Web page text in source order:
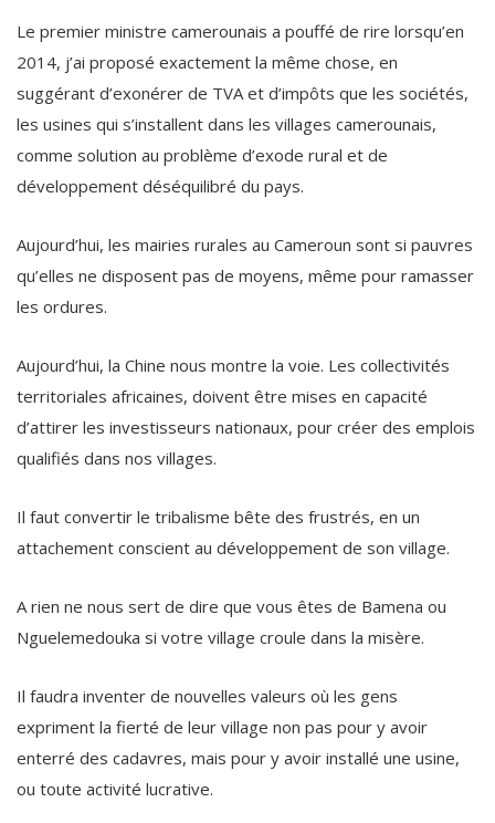
Le premier ministre camerounais a pouffé de rire lorsqu’en
2014, j’ai proposé exactement la même chose, en
suggérant d’exonérer de TVA et d’impôts que les sociétés,
les usines qui s’installent dans les villages camerounais,
comme solution au problème d’exode rural et de
développement déséquilibré du pays.
Aujourd’hui, les mairies rurales au Cameroun sont si pauvres
qu’elles ne disposent pas de moyens, même pour ramasser
les ordures.
Aujourd’hui, la Chine nous montre la voie. Les collectivités
territoriales africaines, doivent être mises en capacité
d’attirer les investisseurs nationaux, pour créer des emplois
qualifiés dans nos villages.
Il faut convertir le tribalisme bête des frustrés, en un
attachement conscient au développement de son village.
A rien ne nous sert de dire que vous êtes de Bamena ou
Nguelemedouka si votre village croule dans la misère.
Il faudra inventer de nouvelles valeurs où les gens
expriment la fierté de leur village non pas pour y avoir
enterré des cadavres, mais pour y avoir installé une usine,
ou toute activité lucrative.